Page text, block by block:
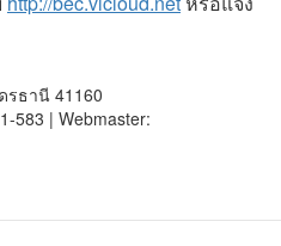
รธานี 41160
583 | Webmaster: